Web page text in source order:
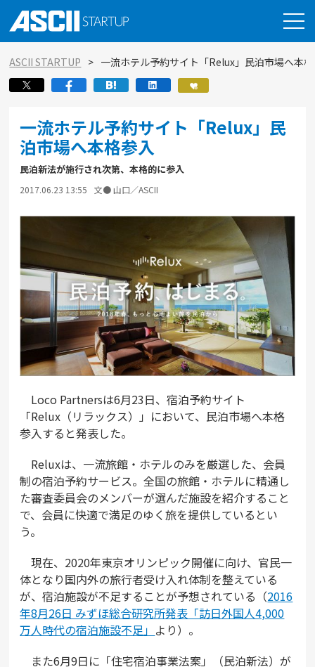
ASCII STARTUP 一流ホテル予約サイト「Relux」民泊市場へ本
一流ホテル予約サイト「Relux」民
泊市場へ本格参入
民泊新法が施行され次第、本格的に参入
2017.06.23 13:55 文● 山口／ASCII
Loco Partnersは6月23日、宿泊予約サイト
「Relux（リラックス）」において、民泊市場へ本格
参入すると発表した。
Reluxは、一流旅館・ホテルのみを厳選した、会員
制の宿泊予約サービス。全国の旅館・ホテルに精通し
た審査委員会のメンバーが選んだ施設を紹介すること
で、会員に快適で満足のゆく旅を提供しているとい
う。
現在、2020年東京オリンピック開催に向け、官民一
体となり国内外の旅行者受け入れ体制を整えている
が、宿泊施設が不足することが予想されている（2016
年8月26日 みずほ総合研究所発表「訪日外国人4,000
万人時代の宿泊施設不足」 より）。
また6月9日に「住宅宿泊事業法案」（民泊新法）が